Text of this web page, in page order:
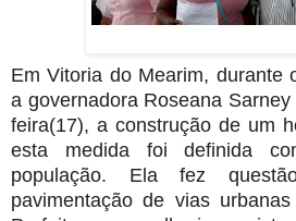
Em Vitoria do Mearim, durante
a governadora Roseana
feira(17), a construção de um
esta medida foi definida
população. Ela fez
pavimentação de vias